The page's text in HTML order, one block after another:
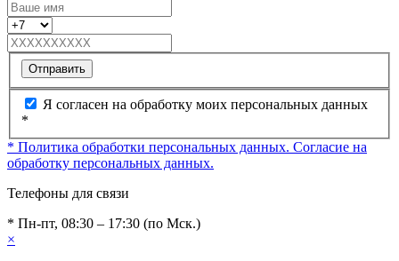
Отправить
Я согласен на обработку моих персональных данных
*
* Политика обработки персональных данных. Согласие на
обработку персональных данных.
Телефоны для связи
* Пн-пт, 08:30 – 17:30 (по Мск.)
×